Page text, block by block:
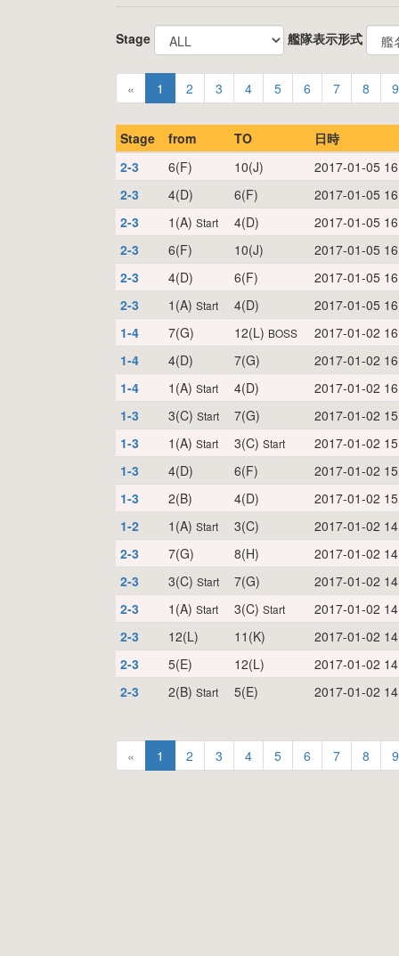
Stage 艦隊表示形式
« 1 2 3 4 5 6 7 8 9
Stage from TO
日時
2-3
6(F) 10(J)
2017-01-05
2-3
4(D) 6(F)
2017-01-05
2-3
1(A) Start 4(D)
2017-01-05
2-3
6(F) 10(J)
2017-01-05
2-3
4(D) 6(F)
2017-01-05
2-3
1(A) Start 4(D)
2017-01-05
1-4
7(G) 12(L) BOSS
2017-01-02
1-4
4(D) 7(G)
2017-01-02
1-4
1(A) Start 4(D)
2017-01-02
1-3
3(C) Start 7(G)
2017-01-02
1-3
1(A) Start 3(C) Start
2017-01-02
1-3
4(D) 6(F)
2017-01-02
1-3
2(B) 4(D)
2017-01-02
1-2
1(A) Start 3(C)
2017-01-02
2-3
7(G) 8(H)
2017-01-02
2-3
3(C) Start 7(G)
2017-01-02
2-3
1(A) Start 3(C) Start
2017-01-02
2-3
12(L) 11(K)
2017-01-02
2-3
5(E) 12(L)
2017-01-02
2-3
2(B) Start 5(E) 2017-01-02
« 1 2 3 4 5 6 7 8 9